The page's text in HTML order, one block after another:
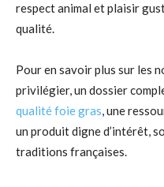
respect animal et plaisir
qualité.
Pour en savoir plus sur les
privilégier, un dossier
qualité foie gras, une
un produit digne d’intérêt,
traditions françaises.